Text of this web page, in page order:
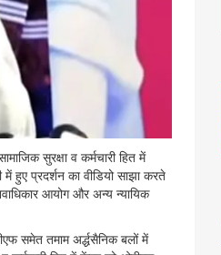
सुरक्षा व कर्मचारी हित में
हुए प्रदर्शन का वीडियो साझा करते
आयोग और अन्य न्यायिक
समेत तमाम अर्द्धसैनिक बलों में